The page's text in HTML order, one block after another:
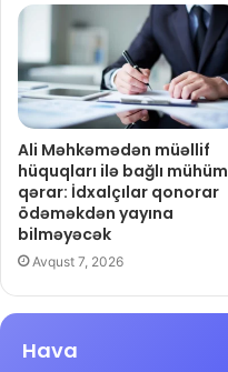
Ali Məhkəmədən müəllif
hüquqları ilə bağlı mühüm
qərar: İdxalçılar qonorar
ödəməkdən yayına
bilməyəcək
Avqust 7, 2026
Hava